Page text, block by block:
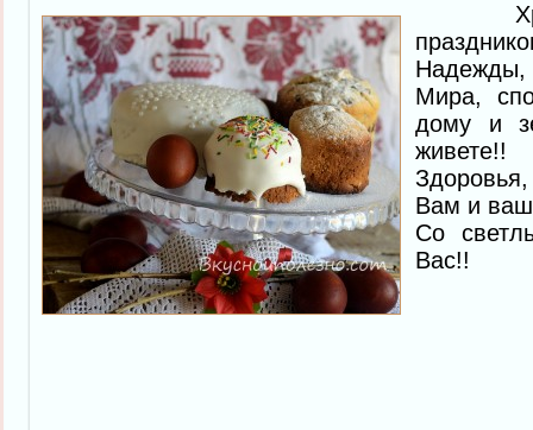
Мира,
дому и
живете!!
Вам и
Со
Вас!!